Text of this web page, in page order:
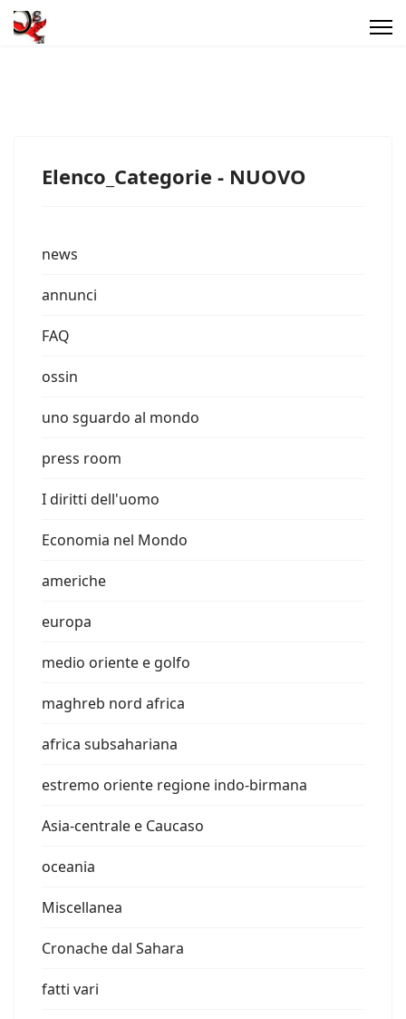
Elenco_Categorie - NUOVO
news
annunci
FAQ
ossin
uno sguardo al mondo
press room
I diritti dell'uomo
Economia nel Mondo
americhe
europa
medio oriente e golfo
maghreb nord africa
africa subsahariana
estremo oriente regione indo-birmana
Asia-centrale e Caucaso
oceania
Miscellanea
Cronache dal Sahara
fatti vari